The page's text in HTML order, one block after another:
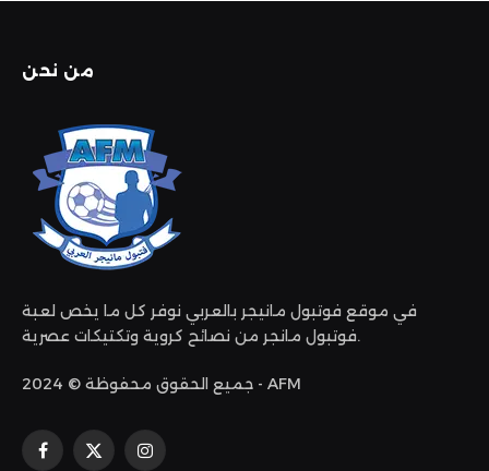
من نحن
في موقع فوتبول مانيجر بالعربي نوفر كل ما يخص لعبة
فوتبول مانجر من نصائح كروية وتكتيكات عصرية.
جميع الحقوق محفوظة © 2024 - AFM
فيسبوك
X الانستغرام